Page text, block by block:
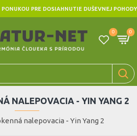
PRE DOSIAHNUTIE DUŠEVNEJ POHODY
0 0
nalepovacia - Yin Yang 2
NALEPOVACIA - YIN YANG 2